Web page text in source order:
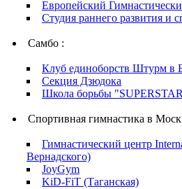
Европейский
Студия раннего развития и
Самбо :
Клуб единоборств Штурм в
Секция Дзюдока
Школа борьбы
Спортивная гимнастика в
Гимнастический центр
Вернадского)
JoyGym
KiD-FiT (Таганская)